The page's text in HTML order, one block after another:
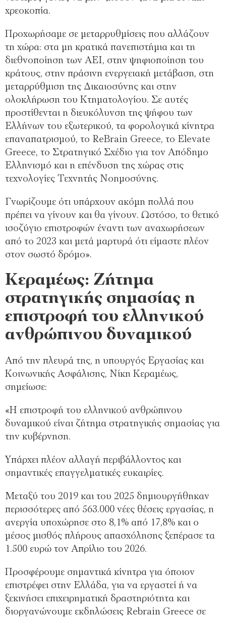
χρεοκοπία.
Προχωρήσαμε σε μεταρρυθμίσεις που αλλάζουν
τη χώρα: στα μη κρατικά πανεπιστήμια και τη
διεθνοποίηση των ΑΕΙ, στην ψηφιοποίηση του
κράτους, στην πράσινη ενεργειακή μετάβαση, στη
μεταρρύθμιση της Δικαιοσύνης και στην
ολοκλήρωση του Κτηματολογίου. Σε αυτές
προστίθενται η διευκόλυνση της ψήφου των
Ελλήνων του εξωτερικού, τα φορολογικά κίνητρα
επαναπατρισμού, το ReBrain Greece, το Elevate
Greece, το Στρατηγικό Σχέδιο για τον Απόδημο
Ελληνισμό και η επένδυση της χώρας στις
τεχνολογίες Τεχνητής Νοημοσύνης.
Γνωρίζουμε ότι υπάρχουν ακόμη πολλά που
πρέπει να γίνουν και θα γίνουν. Ωστόσο, το θετικό
ισοζύγιο επιστροφών έναντι των αναχωρήσεων
από το 2023 και μετά μαρτυρά ότι είμαστε πλέον
στον σωστό δρόμο».
Κεραμέως: Ζήτημα
στρατηγικής σημασίας η
επιστροφή του ελληνικού
ανθρώπινου δυναμικού
Από την πλευρά της, η υπουργός Εργασίας και
Κοινωνικής Ασφάλισης, Νίκη Κεραμέως,
σημείωσε:
«Η επιστροφή του ελληνικού ανθρώπινου
δυναμικού είναι ζήτημα στρατηγικής σημασίας για
την κυβέρνηση.
Υπάρχει πλέον αλλαγή περιβάλλοντος και
σημαντικές επαγγελματικές ευκαιρίες.
Μεταξύ του 2019 και του 2025 δημιουργήθηκαν
περισσότερες από 563.000 νέες θέσεις εργασίας, η
ανεργία υποχώρησε στο 8,1% από 17,8% και ο
μέσος μισθός πλήρους απασχόλησης ξεπέρασε τα
1.500 ευρώ τον Απρίλιο του 2026.
Προσφέρουμε σημαντικά κίνητρα για όποιον
επιστρέφει στην Ελλάδα, για να εργαστεί ή να
ξεκινήσει επιχειρηματική δραστηριότητα και
διοργανώνουμε εκδηλώσεις Rebrain Greece σε